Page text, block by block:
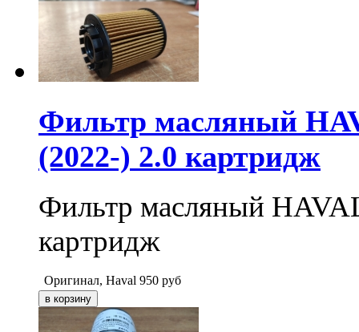
Фильтр масляный
(2022-) 2.0 картридж
Фильтр масляный
картридж
Оригинал, Haval 950 руб